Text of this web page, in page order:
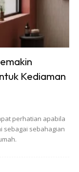
Kediaman
perhatian apabila
sebagai sebahagian